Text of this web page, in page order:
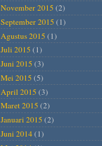
November 2015 (2)
September 2015 (1)
Agustus 2015 (1)
Juli 2015 (1)
Juni 2015 (3)
Mei 2015 (5)
April 2015 (3)
Maret 2015 (2)
Januari 2015 (2)
Juni 2014(1)